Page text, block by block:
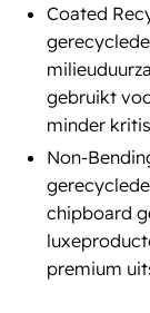
Coated
gebruikt
minder
Non-
chipboard
premium